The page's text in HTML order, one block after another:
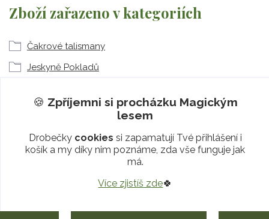
Zboží zařazeno v kategoriích
Čakrové talismany
Jeskyně Pokladů
jiskřivá Živá voda
Šungitové útesy
🍪 Zpříjemni si procházku Magickým
lesem
Drobečky cookies si zapamatují Tvé přihlášení i
košík a my díky nim poznáme, zda vše funguje jak
má.
Více zjistíš zde🍀